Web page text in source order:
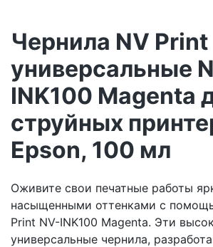
Чернила NV Print
универсальные
INK100 Magenta
струйных
Epson, 100 мл
Оживите свои печатные работы
насыщенными оттенками с
Print NV-INK100 Magenta. Эти
универсальные чернила,